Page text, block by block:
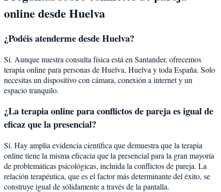
online desde Huelva
¿Podéis atenderme desdeHuelva?
Sí. Aunque nuestra consulta física está en Santander, ofrecemos
terapia online para personas deHuelva, Huelva y toda España. Solo
necesitas un dispositivo con cámara, conexión a internet y un
espacio tranquilo.
¿La terapia online paraconflictos de parejaes igual de
eficaz que la presencial?
Sí. Hay amplia evidencia científica que demuestra que la terapia
online tiene la misma eficacia que la presencial para la gran mayoría
de problemáticas psicológicas, incluida la conflictos de pareja. La
relación terapéutica, que es el factor más determinante del éxito, se
construye igual de sólidamente a través de la pantalla.